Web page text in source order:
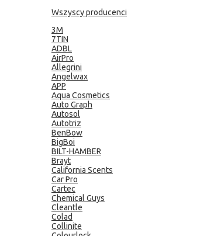
Wszyscy producenci
3M
7TIN
ADBL
AirPro
Allegrini
Angelwax
APP
Aqua Cosmetics
Auto Graph
Autosol
Autotriz
BenBow
BigBoi
BILT-HAMBER
Brayt
California Scents
Car Pro
Cartec
Chemical Guys
Cleantle
Colad
Collinite